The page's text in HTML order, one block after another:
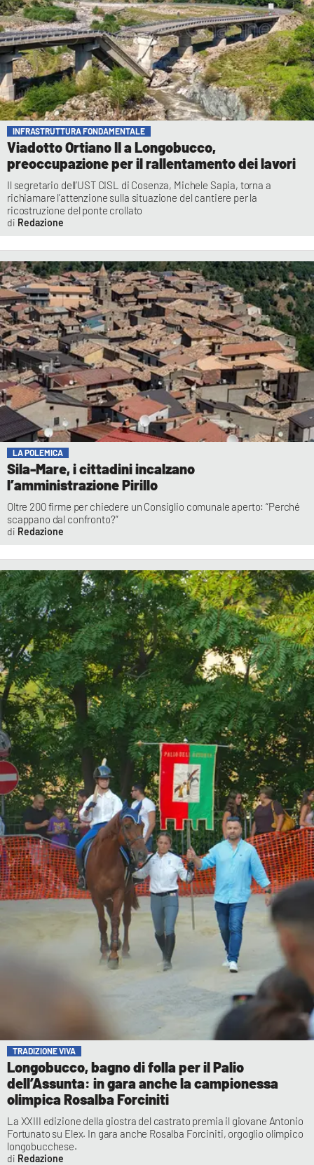
INFRASTRUTTURA FONDAMENTALE
Viadotto Ortiano II a Longobucco,
preoccupazione per il rallentamento dei lavori
Il segretario dell’UST CISL di Cosenza, Michele Sapia, torna a
richiamare l’attenzione sulla situazione del cantiere per la
ricostruzione del ponte crollato
Redazione
LA POLEMICA
Sila-Mare, i cittadini incalzano
l’amministrazione Pirillo
Oltre 200 firme per chiedere un Consiglio comunale aperto: “Perché
scappano dal confronto?”
Redazione
TRADIZIONE VIVA
Longobucco, bagno di folla per il Palio
dell’Assunta: in gara anche la campionessa
olimpica Rosalba Forciniti
La XXIII edizione della giostra del castrato premia il giovane Antonio
Fortunato su Elex. In gara anche Rosalba Forciniti, orgoglio olimpico
longobucchese.
Redazione